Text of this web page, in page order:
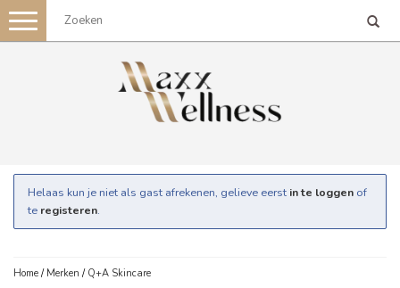
Toggle
navigation
Helaas kun je niet als gast afrekenen, gelieve eerst in te loggen of
te registeren.
Home / Merken / Q+A Skincare